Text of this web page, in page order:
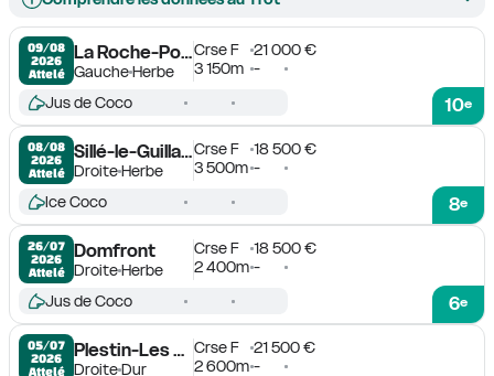
09/08
2026
Attelé
La Roche-Posay
GaucheHerbe
Crse F
21 000 €
3 150m -
10e
Jus de Coco
08/08
2026
Attelé
Sillé-le-Guillaume
DroiteHerbe
Crse F
18 500 €
3 500m -
8e
Ice Coco
26/07
2026
Attelé
Domfront
DroiteHerbe
Crse F
18 500 €
2 400m -
6e
Jus de Coco
05/07
2026
Attelé
Plestin-Les Grèves
DroiteDur
Crse F
21 500 €
2 600m -